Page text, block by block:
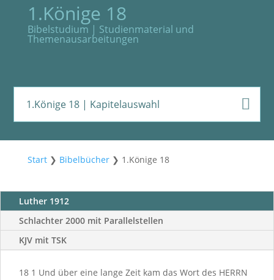
1.Könige 18
Bibelstudium | Studienmaterial und
Themenausarbeitungen
1.Könige 18 | Kapitelauswahl
Start❯ Bibelbücher❯ 1.Könige 18
Luther 1912
Schlachter 2000 mit Parallelstellen
KJV mit TSK
18 1 Und über eine lange Zeit kam das Wort des HERRN